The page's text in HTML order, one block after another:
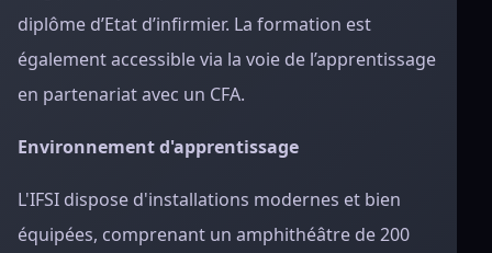
diplôme d’Etat d’infirmier. La formation est
également accessible via la voie de l’apprentissage
en partenariat avec un CFA.
Environnement d'apprentissage
L'IFSI dispose d'installations modernes et bien
équipées, comprenant un amphithéâtre de 200